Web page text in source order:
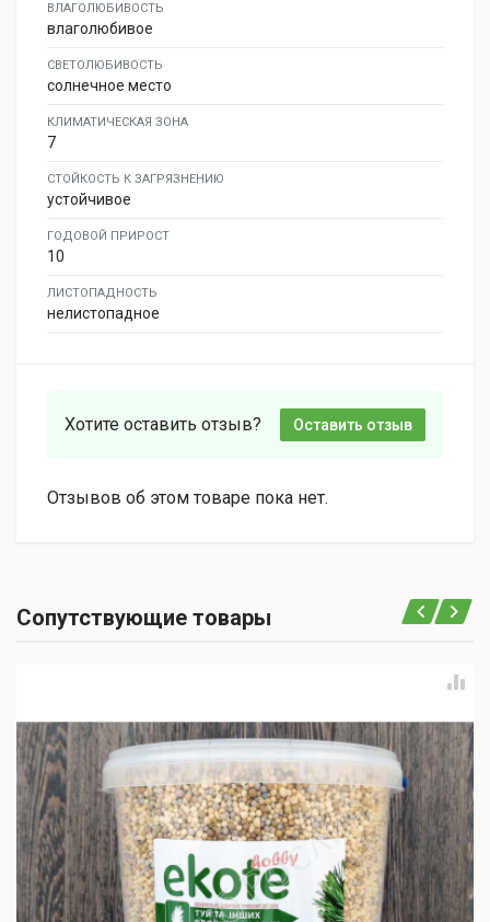
ВЛАГОЛЮБИВОСТЬ
влаголюбивое
СВЕТОЛЮБИВОСТЬ
солнечное место
КЛИМАТИЧЕСКАЯ ЗОНА
7
СТОЙКОСТЬ К ЗАГРЯЗНЕНИЮ
устойчивое
ГОДОВОЙ ПРИРОСТ
10
ЛИСТОПАДНОСТЬ
нелистопадное
Хотите оставить отзыв? Оставить отзыв
Отзывов об этом товаре пока нет.
Сопутствующие товары